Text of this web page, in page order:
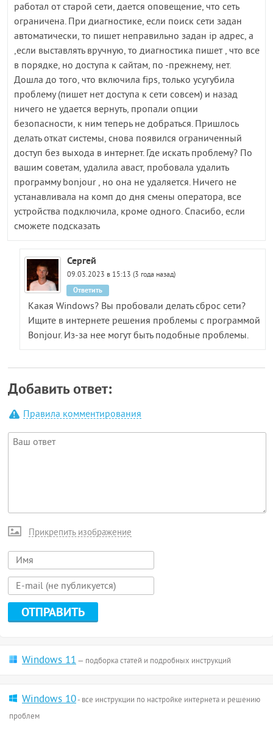
работал от старой сети, дается оповещение, что сеть
ограничена. При диагностике, если поиск сети задан
автоматически, то пишет неправильно задан ip адрес, а
,если выставлять вручную, то диагностика пишет , что все
в порядке, но доступа к сайтам, по -прежнему, нет.
Дошла до того, что включила fips, только усугубила
проблему (пишет нет доступа к сети совсем) и назад
ничего не удается вернуть, пропали опции
безопасности, к ним теперь не добраться. Пришлось
делать откат системы, снова появился ограниченный
доступ без выхода в интернет. Где искать проблему? По
вашим советам, удалила аваст, пробовала удалить
программу bonjour , но она не удаляется. Ничего не
устанавливала на комп до дня смены оператора, все
устройства подключила, кроме одного. Спасибо, если
сможете подсказать
Сергей
09.03.2023 в 15:13 (3 года назад)
Какая Windows? Вы пробовали делать сброс сети?
Ищите в интернете решения проблемы с программой
Bonjour. Из-за нее могут быть подобные проблемы.
Ответить
Добавить ответ:
Правила комментирования
Прикрепить изображение
Windows 11— подборка статей и подробных инструкций
Windows 10- все инструкции по настройке интернета и решению
проблем